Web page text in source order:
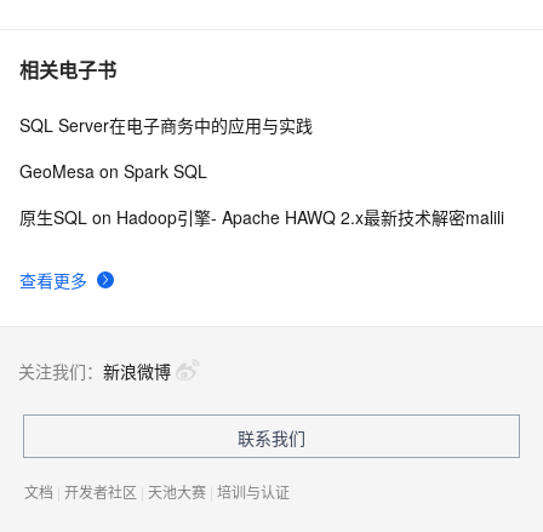
相关电子书
查看更多
SQL Server在电子商务中的应用与实践
GeoMesa on Spark SQL
原生SQL on Hadoop引擎- Apache HAWQ 2.x最新技术解密malili
关注我们： 新浪微博
联系我们
文档 | 开发者社区 | 天池大赛 | 培训与认证